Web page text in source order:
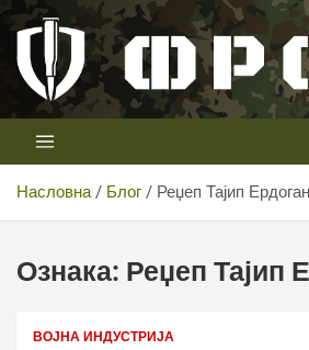
Скип
цонтент
Телевизија
Први војни канал у Србији
Насловна Блог Реџеп Тајип Ердоган
Ознака: Реџеп Тајип
ВОЈНА ИНДУСТРИЈА